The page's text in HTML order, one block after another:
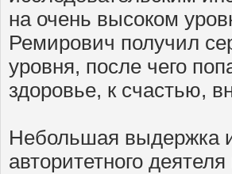
на очень высоком
Ремирович получил
уровня, после чего
здоровье, к счастью,
Небольшая выдержка
авторитетного деятеля